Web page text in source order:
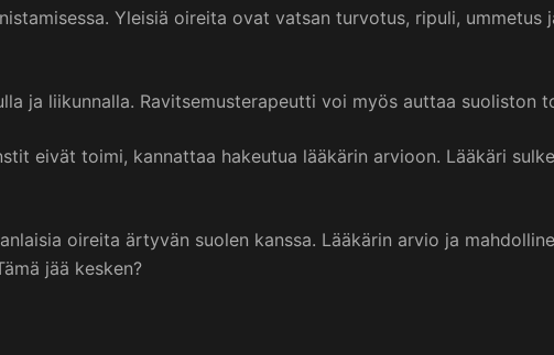
Yleisiä oireita ovat vatsan turvotus, ripuli,
ja liikunnalla. Ravitsemusterapeutti voi myös auttaa suoliston
eivät toimi, kannattaa hakeutua lääkärin arvioon. Lääkäri
oireita ärtyvän suolen kanssa. Lääkärin arvio ja
jää kesken?